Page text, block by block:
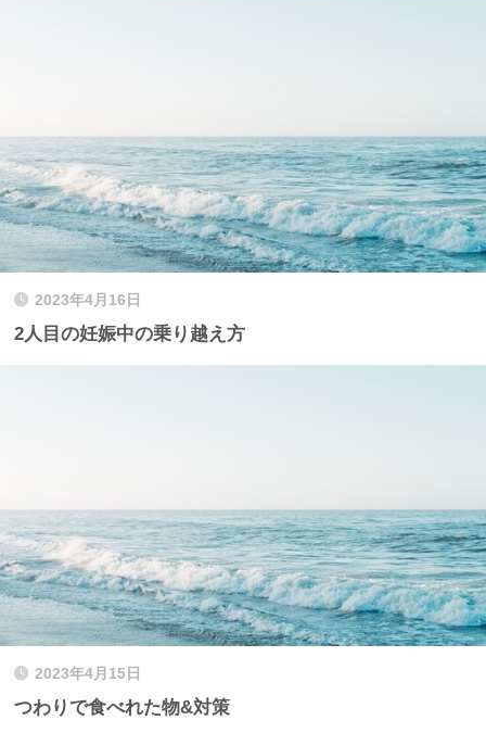
2023年4月16日
2人目の妊娠中の乗り越え方
2023年4月15日
つわりで食べれた物&対策